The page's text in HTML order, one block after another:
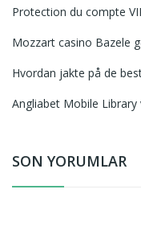
Protection du compte
Mozzart casino Bazele
Hvordan jakte på de
Angliabet Mobile
SON YORUMLAR